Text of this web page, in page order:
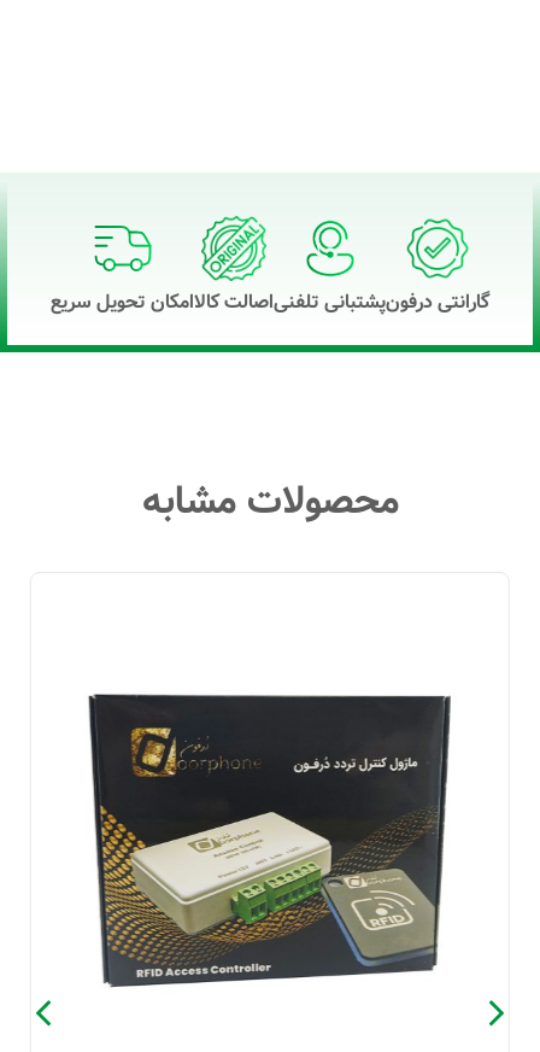
گارانتی درفونپشتبانی تلفنیاصالت کالاامکان تحویل سریع
محصولات مشابه